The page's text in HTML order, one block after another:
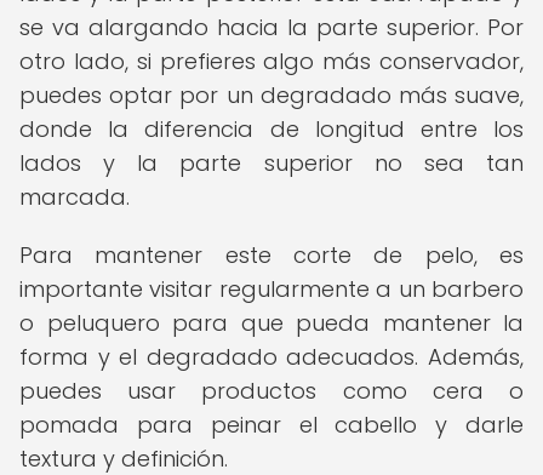
se va alargando hacia la parte superior. Por
otro lado, si prefieres algo más conservador,
puedes optar por un degradado más suave,
donde la diferencia de longitud entre los
lados y la parte superior no sea tan
marcada.
Para mantener este corte de pelo, es
importante visitar regularmente a un barbero
o peluquero para que pueda mantener la
forma y el degradado adecuados. Además,
puedes usar productos como cera o
pomada para peinar el cabello y darle
textura y definición.